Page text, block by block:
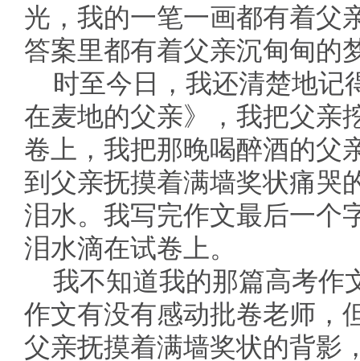
光，我的一笔一画都有着父
答案里都有着父亲沉甸甸的
时至今日，我还清楚地
在麦地的父亲》，我把父亲
卷上，我把那晚喝醉酒的父
到父亲抚摸着满墙奖状痛哭
泪水。我写完作文最后一个
泪水滴在试卷上。
我不知道我的那篇高考作
作文有没有感动批卷老师，
父亲抚摸着满墙奖状的背影